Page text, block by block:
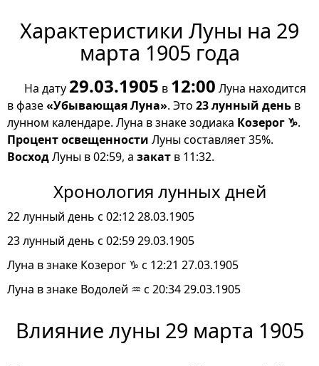
Характеристики Луны на 29
марта 1905 года
На дату 29.03.1905 в 12:00 Луна находится
в фазе«Убывающая Луна». Это 23 лунный день в
лунном календаре. Луна в знаке зодиака Козерог ♑.
Процент освещенности Луны составляет 35%.
ВосходЛуны в 02:59, а закат в 11:32.
Хронология лунных дней
22 лунный день с 02:12 28.03.1905
23 лунный день с 02:59 29.03.1905
Луна в знаке Козерог ♑ с 12:21 27.03.1905
Луна в знаке Водолей ♒ с 20:34 29.03.1905
Влияние луны 29 марта 1905